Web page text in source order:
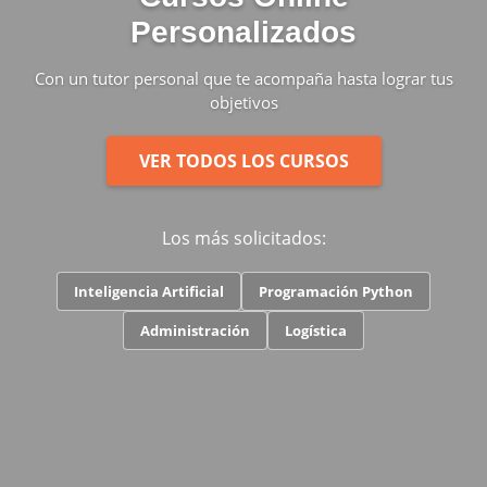
Personalizados
Con un tutor personal que te acompaña hasta lograr tus
objetivos
VER TODOS LOS CURSOS
Los más solicitados:
Inteligencia Artificial
Programación Python
Administración
Logística